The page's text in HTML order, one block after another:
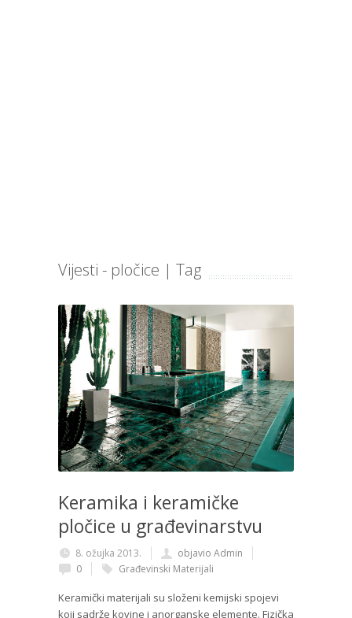
Vijesti - pločice | Tag
Keramika i keramičke
pločice u građevinarstvu
8. ožujka 2013.
objavio Admin
0
Građevinski Materijali
Keramički materijali su složeni kemijski spojevi
koji sadrže kovine i anorganske elemente. Fizička